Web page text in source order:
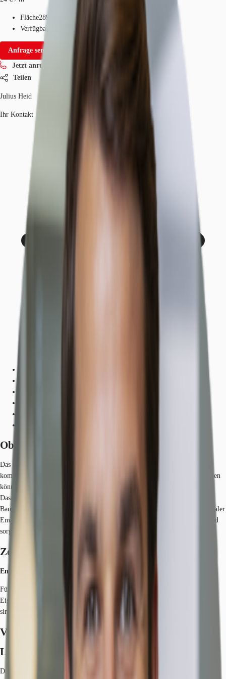
Fläche289 m²
Verfügbarkeit
Anfrage senden
Jetzt anrufen
Teilen
Julius Heid
Ihr Kontakt
Objekt
Das ansprechende und funktionale Ärztehaus bietet effiziente und
kommunikative Büro- und Praxisflächen, welche individuell gestaltet werden
können.
Das Gebäude ist in zwei Komplexe (Bauteil A und Bauteil B) unterteilt. Im
Bauteil A stehen Wartezonen im Allgemeinbereich zur Verfügung, ein zentraler
Empfang befindet sich im EG. Die Räumlichkeiten sind hell, freundlich und
sorgen für eine angenehme Arbeitsatmosphäre.
Zertifizierungen
Energieausweis
Für diese Liegenschaft liegt ein Bedarfsausweis vom 2012-03-13 vom
Eigentümer/Vermieter vor. Die wesentlichen Energieträger der Liegenschaft
sind Fernwärme,Strom. Endenergiebedarf: 189.00000 kWh/(m²*a).
Verfügbare Fläche
Lage und Verkehrsanbindung
Die Liegenschaft befindet sich direkt in der Kölner City, einer Top-Lage